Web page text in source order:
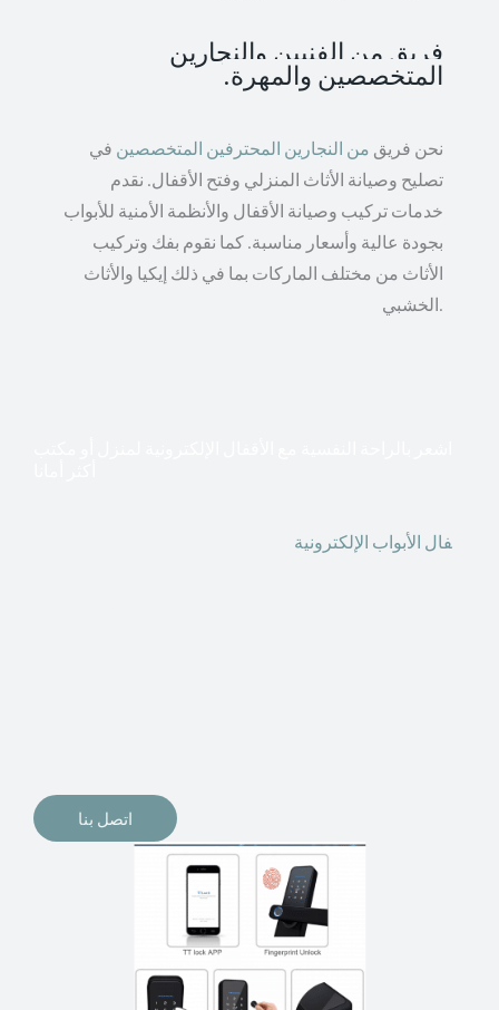
فريق من الفنيين والنجارين
المتخصصين والمهرة.
نحن فريق من النجارين المحترفين المتخصصين في
تصليح وصيانة الأثاث المنزلي وفتح الأقفال. نقدم
خدمات تركيب وصيانة الأقفال والأنظمة الأمنية للأبواب
بجودة عالية وأسعار مناسبة. كما نقوم بفك وتركيب
الأثاث من مختلف الماركات بما في ذلك إيكيا والأثاث
الخشبي.
فال الأبواب الإلكترونية
اتصل بنا